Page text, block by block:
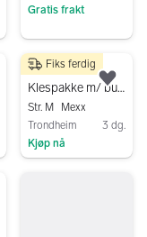
Gratis frakt
Gå til annonsen
Legg til som favoritt.
500 kr
Klespakke m/ bukser, shorts og strømpebukser (13 plagg)
Str. M
Mexx
Trondheim
3 dg.
Kjøp nå
Fiks ferdig